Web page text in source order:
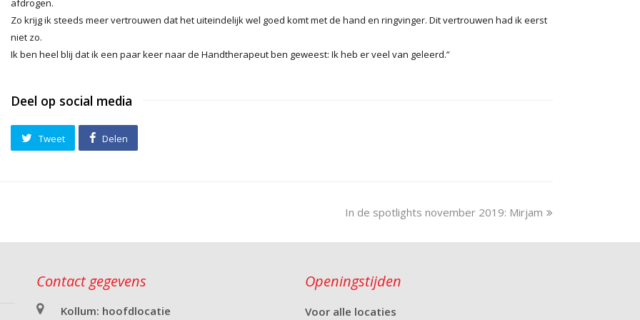
afdrogen.
Zo krijg ik steeds meer vertrouwen dat het uiteindelijk wel goed komt met de hand en ringvinger. Dit vertrouwen had ik eerst
niet zo.
Ik ben heel blij dat ik een paar keer naar de Handtherapeut ben geweest: Ik heb er veel van geleerd.”
Deel op social media
Tweet Delen
In de spotlights november 2019: Mirjam
Contact gegevens
Kollum: hoofdlocatie
Openingstijden
Voor alle locaties